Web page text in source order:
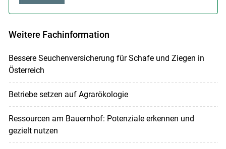
Weitere Fachinformation
Bessere Seuchenversicherung für Schafe und Ziegen in
Österreich
Betriebe setzen auf Agrarökologie
Ressourcen am Bauernhof: Potenziale erkennen und
gezielt nutzen